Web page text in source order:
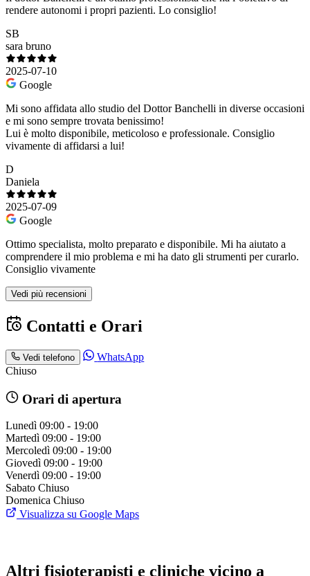
rendere autonomi i propri pazienti. Lo consiglio!
SB
sara bruno
2025-07-10
Google
Mi sono affidata allo studio del Dottor Banchelli in diverse occasioni
e mi sono sempre trovata benissimo!
Lui è molto disponibile, meticoloso e professionale. Consiglio
vivamente di affidarsi a lui!
D
Daniela
2025-07-09
Google
Ottimo specialista, molto preparato e disponibile. Mi ha aiutato a
comprendere il mio problema e mi ha dato gli strumenti per curarlo.
Consiglio vivamente
Vedi più recensioni
Contatti e Orari
Vedi telefono
WhatsApp
Chiuso
Orari di apertura
Lunedì 09:00 - 19:00
Martedì 09:00 - 19:00
Mercoledì 09:00 - 19:00
Giovedì 09:00 - 19:00
Venerdì 09:00 - 19:00
Sabato Chiuso
Domenica Chiuso
Visualizza su Google Maps
Altri fisioterapisti e cliniche vicino a